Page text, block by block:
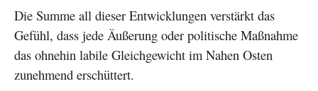
Die Summe all dieser Entwicklungen verstärkt das
Gefühl, dass jede Äußerung oder politische Maßnahme
das ohnehin labile Gleichgewicht im Nahen Osten
zunehmend erschüttert.